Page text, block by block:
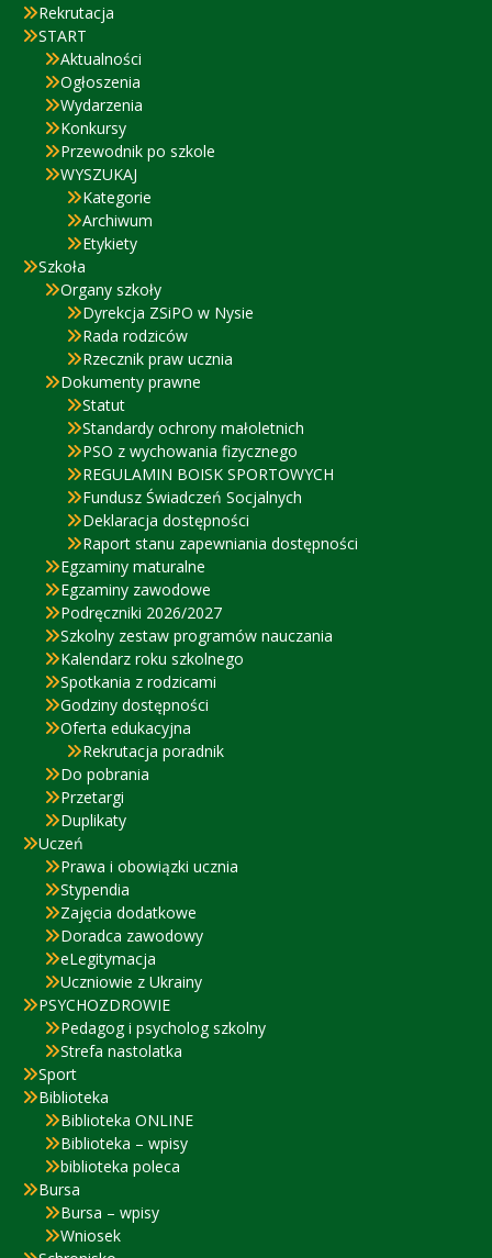
Rekrutacja
START
Aktualności
Ogłoszenia
Wydarzenia
Konkursy
Przewodnik po szkole
WYSZUKAJ
Kategorie
Archiwum
Etykiety
Szkoła
Organy szkoły
Dyrekcja ZSiPO w Nysie
Rada rodziców
Rzecznik praw ucznia
Dokumenty prawne
Statut
Standardy ochrony małoletnich
PSO z wychowania fizycznego
REGULAMIN BOISK SPORTOWYCH
Fundusz Świadczeń Socjalnych
Deklaracja dostępności
Raport stanu zapewniania dostępności
Egzaminy maturalne
Egzaminy zawodowe
Podręczniki 2026/2027
Szkolny zestaw programów nauczania
Kalendarz roku szkolnego
Spotkania z rodzicami
Godziny dostępności
Oferta edukacyjna
Rekrutacja poradnik
Do pobrania
Przetargi
Duplikaty
Uczeń
Prawa i obowiązki ucznia
Stypendia
Zajęcia dodatkowe
Doradca zawodowy
eLegitymacja
Uczniowie z Ukrainy
PSYCHOZDROWIE
Pedagog i psycholog szkolny
Strefa nastolatka
Sport
Biblioteka
Biblioteka ONLINE
Biblioteka – wpisy
biblioteka poleca
Bursa
Bursa – wpisy
Wniosek